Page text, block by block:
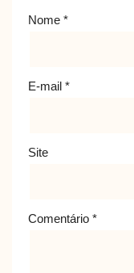
Nome *
E-mail *
Site
Comentário *